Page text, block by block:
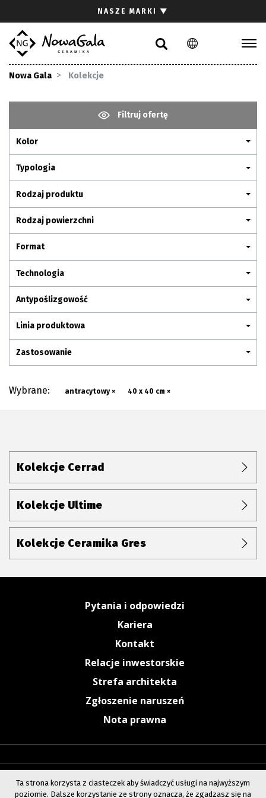
PL EN
NASZE MARKI ▼
Nowa Gala Kolekcje
Filtruj ofertę
Kolor
Typologia
Rodzaj produktu
Rodzaj powierzchni
Format
Technologia
Antypoślizgowość
Linia produktowa
Zastosowanie
Wybrane: antracytowy × 40 x 40 cm ×
Kolekcje Cerrad
Kolekcje Ultime
Kolekcje Ceramika Gres
Pytania i odpowiedzi
Kariera
Kontakt
Relacje inwestorskie
Strefa architekta
Zgłoszenie naruszeń
Nota prawna
Gdzie kupić
Pliki do pobrania
Pytania i odpowiedzi
Kariera
Kontakt
Komunikacja z akcjonariuszami
Ta strona korzysta z ciasteczek aby świadczyć usługi na najwyższym
poziomie. Dalsze korzystanie ze strony oznacza, że zgadzasz się na